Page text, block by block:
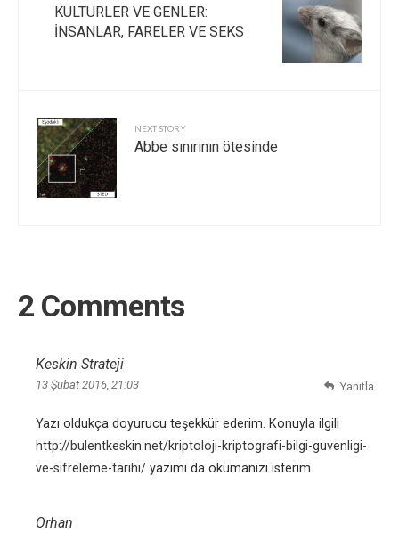
KÜLTÜRLER VE GENLER:
İNSANLAR, FARELER VE SEKS
NEXT STORY
Abbe sınırının ötesinde
2 Comments
Keskin Strateji
13 Şubat 2016, 21:03
Yazı oldukça doyurucu teşekkür ederim. Konuyla ilgili
http://bulentkeskin.net/kriptoloji-kriptografi-bilgi-guvenligi-
ve-sifreleme-tarihi/ yazımı da okumanızı isterim.
Yanıtla
Orhan